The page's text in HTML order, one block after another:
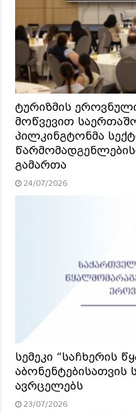
ტურიზმის
მოწვევით
პილკინგტონმა
გამართა
24/07/2026
სემეკი “საჩხერის
აბონენტებისათვის
ავრცელებს
23/07/2026